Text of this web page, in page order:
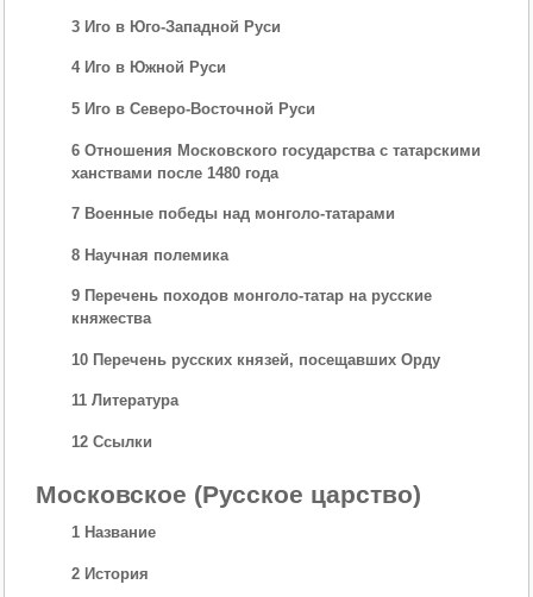
3 Иго в Юго-Западной Руси
4 Иго в Южной Руси
5 Иго в Северо-Восточной Руси
6 Отношения Московского государства с татарскими
ханствами после 1480 года
7 Военные победы над монголо-татарами
8 Научная полемика
9 Перечень походов монголо-татар на русские
княжества
10 Перечень русских князей, посещавших Орду
11 Литература
12 Ссылки
Московское (Русское царство)
1 Название
2 История